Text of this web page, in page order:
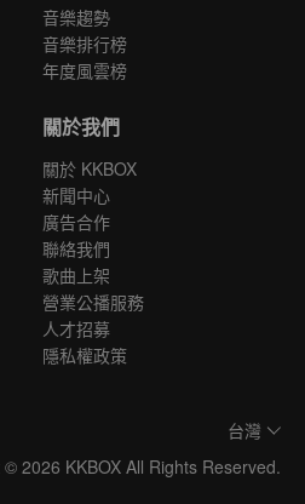
音樂趨勢
音樂排行榜
年度風雲榜
關於我們
關於 KKBOX
新聞中心
廣告合作
聯絡我們
歌曲上架
營業公播服務
人才招募
隱私權政策
台灣
2026 KKBOX All Rights Reserved.